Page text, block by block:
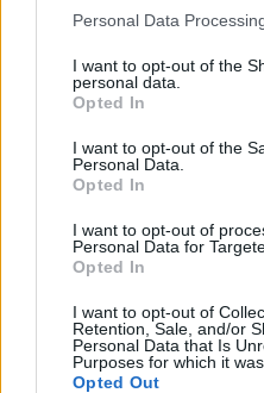
Personal Data
I want to opt-out of the
personal data.
Opted In
I want to opt-out of the
Personal Data.
Opted In
I want to opt-out of
Personal Data for
Opted In
I want to opt-out of
Retention, Sale, and/or
Personal Data that Is
Purposes for which it
Opted Out
2026. augusztus 06.,
Mi akadályozza
fejlődését? A
baj elég